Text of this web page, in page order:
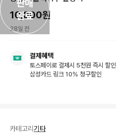
판매
완료
10,000원
28일 전
결제혜택
토스페이로 결제시 5천원 즉시 할인
삼성카드 링크 10% 청구할인
카테고리 기타